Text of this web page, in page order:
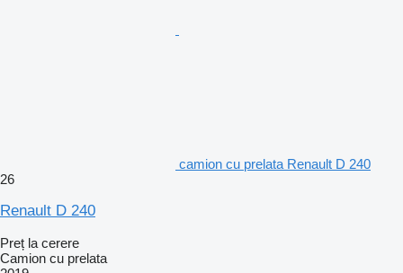
camion cu prelata Renault D 240
26
Renault D 240
Preț la cerere
Camion cu prelata